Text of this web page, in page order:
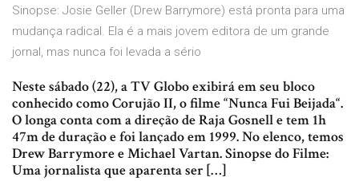
Sinopse: Josie Geller (Drew Barrymore) está pronta para uma
mudança radical. Ela é a mais jovem editora de um grande
jornal, mas nunca foi levada a sério
Neste sábado (22), a TV Globo exibirá em seu bloco
conhecido como Corujão II, o filme “Nunca Fui Beijada“.
O longa conta com a direção de Raja Gosnell e tem 1h
47m de duração e foi lançado em 1999. No elenco, temos
Drew Barrymore e Michael Vartan. Sinopse do Filme:
Uma jornalista que aparenta ser […]